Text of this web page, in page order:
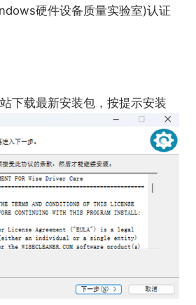
硬件设备质量实验室)认证
载最新安装包，按提示安装